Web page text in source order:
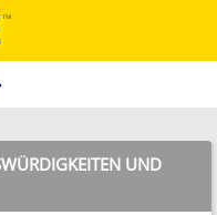
UND